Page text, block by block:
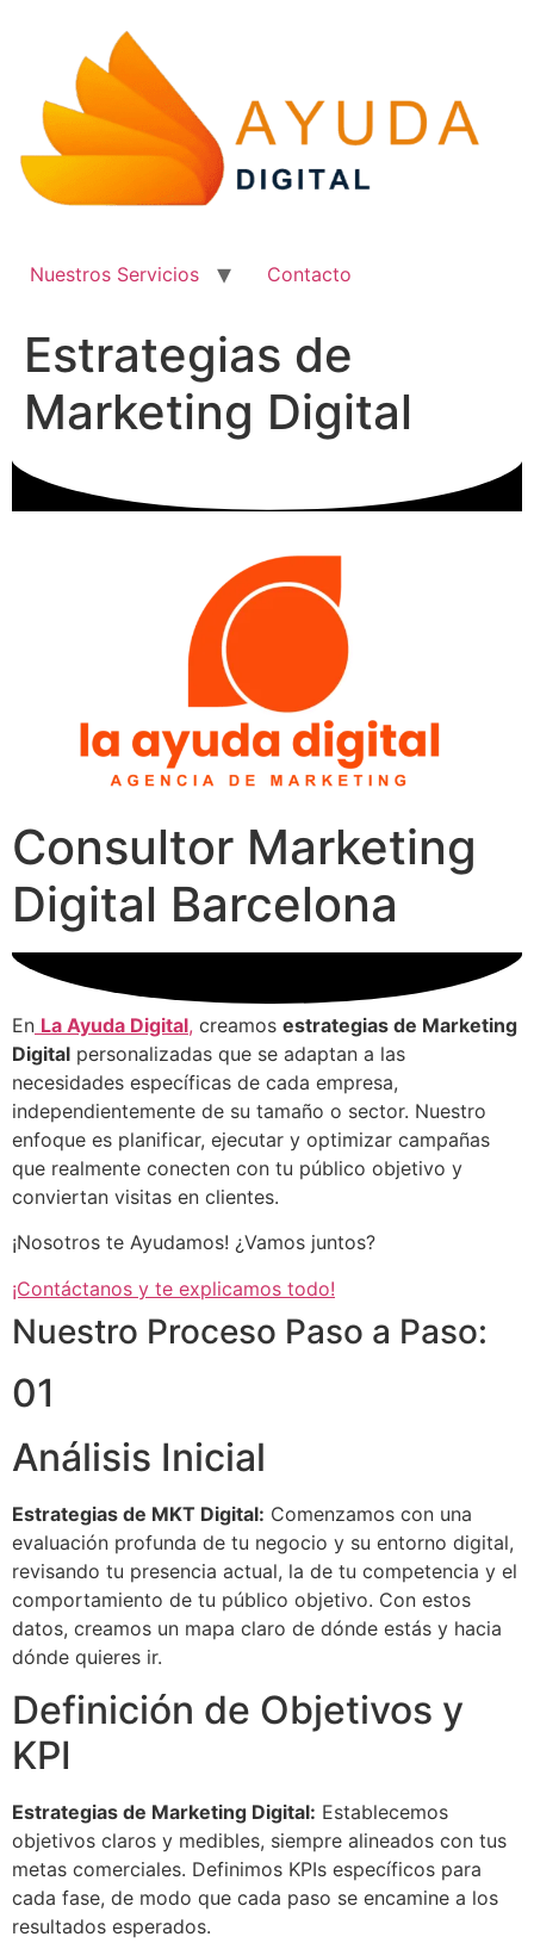
contenido
Nuestros Servicios Contacto
Estrategias de
Marketing Digital
Consultor Marketing
Digital Barcelona
En La Ayuda Digital, creamos estrategias de Marketing
Digital personalizadas que se adaptan a las
necesidades específicas de cada empresa,
independientemente de su tamaño o sector. Nuestro
enfoque es planificar, ejecutar y optimizar campañas
que realmente conecten con tu público objetivo y
conviertan visitas en clientes.
¡Nosotros te Ayudamos! ¿Vamos juntos?
¡Contáctanos y te explicamos todo!
Nuestro Proceso Paso a Paso:
01
Análisis Inicial
Estrategias de MKT Digital: Comenzamos con una
evaluación profunda de tu negocio y su entorno digital,
revisando tu presencia actual, la de tu competencia y el
comportamiento de tu público objetivo. Con estos
datos, creamos un mapa claro de dónde estás y hacia
dónde quieres ir.
Definición de Objetivos y
KPI
Estrategias de Marketing Digital: Establecemos
objetivos claros y medibles, siempre alineados con tus
metas comerciales. Definimos KPIs específicos para
cada fase, de modo que cada paso se encamine a los
resultados esperados.